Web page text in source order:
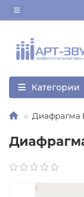
Категории
Диафрагма